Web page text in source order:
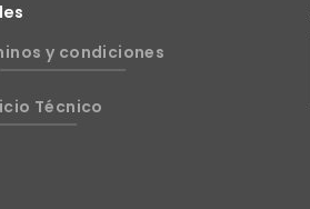
y condiciones
Técnico